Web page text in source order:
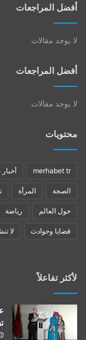
أفضل المراجعات
لا يوجد مقالات
أفضل المراجعات
لا يوجد مقالات
محتويات
merhabet tr
الصحة المرأة
حول العالم رياضة
قضايا وحوادث لا
لأكثر تفاعلاً